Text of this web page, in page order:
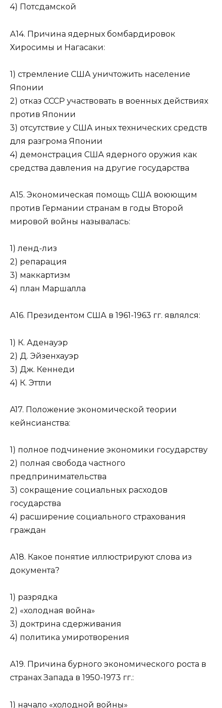
4) Потсдамской
А14. Причина ядерных бомбардировок
Хиросимы и На­гасаки:
1) стремление США уничтожить население
Японии
2) отказ СССР участвовать в военных действиях
против Японии
3) отсутствие у США иных технических средств
для разгрома Японии
4) демонстрация США ядерного оружия как
средства давления на другие государства
А15. Экономическая помощь США воюющим
против Германии странам в годы Второй
мировой войны называлась:
1) ленд-лиз
2) репарация
3) маккартизм
4) план Маршалла
А16. Президентом США в 1961-1963 гг. являлся:
1) К. Аденауэр
2) Д. Эйзенхауэр
3) Дж. Кеннеди
4) К. Эттли
A17. Положение экономической теории
кейнсианства:
1) полное подчинение экономики государству
2) полная свобода частного
предпринимательства
3) сокращение социальных расходов
государства
4) расширение социального страхования
граждан
А18. Какое понятие иллюстрируют слова из
документа?
1) разрядка
2) «холодная война»
3) доктрина сдерживания
4) политика умиротворения
А19. Причина бурного экономического роста в
странах Запада в 1950-1973 гг.:
1) начало «холодной войны»